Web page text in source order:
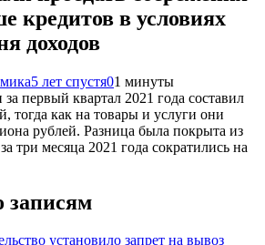
кредитов в условиях
доходов
5 лет спустя01 минуты
первый квартал 2021 года составил
тогда как на товары и услуги они
рублей. Разница была покрыта из
три месяца 2021 года сократились на
записям
установило запрет на вывоз